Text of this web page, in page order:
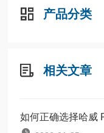
产品分类
相关文章
如何正确选择哈威